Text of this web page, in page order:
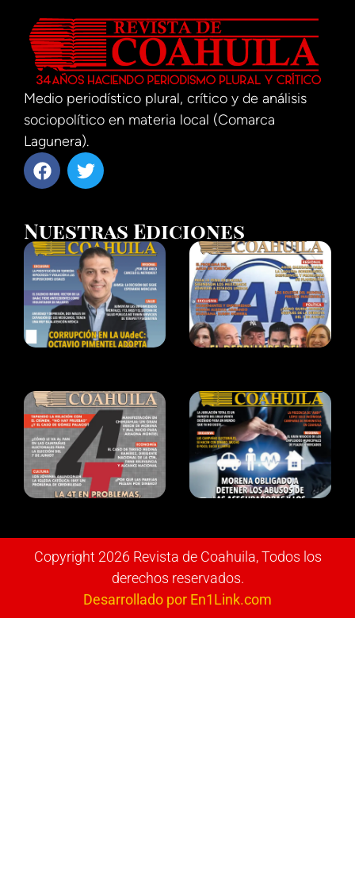
Medio periodístico plural, crítico y de análisis
sociopolítico en materia local (Comarca
Lagunera).
Nuestras Ediciones
Copyright 2026 Revista de Coahuila, Todos los
derechos reservados.
Desarrollado por En1Link.com